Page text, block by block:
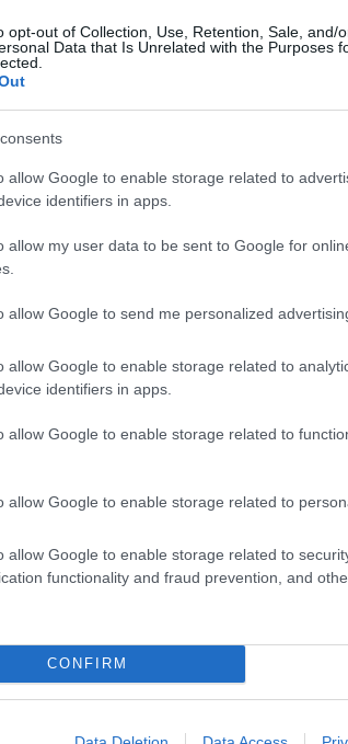
opt-out of Collection, Use, Retention, Sale, and/
Data that Is Unrelated with the Purposes
allow Google to enable storage related to
identifiers in apps.
allow my user data to be sent to Google for
allow Google to send me personalized
allow Google to enable storage related to
identifiers in apps.
allow Google to enable storage related to
allow Google to enable storage related to
allow Google to enable storage related to
functionality and fraud prevention, and
CONFIRM
és a legerősebb lángot. Ebben az
az optimális ízért.
paprika
halat. Ezután mehet bele: